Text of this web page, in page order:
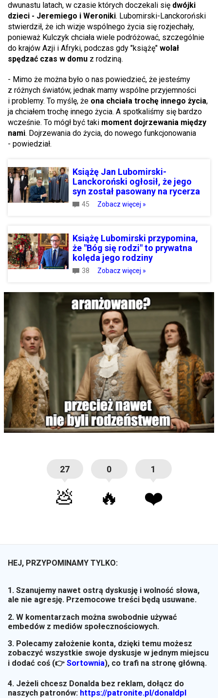
dwunastu latach, w czasie których doczekali się dwójki
dzieci - Jeremiego i Weroniki. Lubomirski-Lanckoroński
stwierdził, że ich wizje wspólnego życia się rozjechały,
ponieważ Kulczyk chciała wiele podróżować, szczególnie
do krajów Azji i Afryki, podczas gdy "książę" wolał
spędzać czas w domu z rodziną.
- Mimo że można było o nas powiedzieć, że jesteśmy
z różnych światów, jednak mamy wspólne przyjemności
i problemy. To myślę, że ona chciała trochę innego życia,
ja chciałem trochę innego życia. A spotkaliśmy się bardzo
wcześnie. To mógł być taki moment dojrzewania między
nami. Dojrzewania do życia, do nowego funkcjonowania
- powiedział.
Książę Jan Lubomirski-
Lanckoroński ogłosił, że jego
syn został pasowany na rycerza
45 Zobacz więcej »
Książę Lubomirski przypomina,
że "Bóg się rodzi" to prywatna
kolęda jego rodziny
38 Zobacz więcej »
27
💩
0
🔥
1
❤️
HEJ, PRZYPOMINAMY TYLKO:
1. Szanujemy nawet ostrą dyskusję i wolność słowa,
ale nie agresję. Przemocowe treści będą usuwane.
2. W komentarzach można swobodnie używać
embedów z mediów społecznościowych.
3. Polecamy założenie konta, dzięki temu możesz
zobaczyć wszystkie swoje dyskusje w jednym miejscu
i dodać coś (👉 Sortownia), co trafi na stronę główną.
4. Jeżeli chcesz Donalda bez reklam, dołącz do
naszych patronów: https://patronite.pl/donaldpl